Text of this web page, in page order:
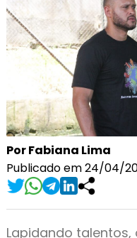
Por Fabiana Lima
Publicado em 24/04/
Lapidando talentos,